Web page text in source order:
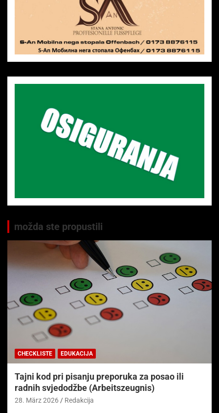
možda ste propustili
CHECKLISTE EDUKACIJA
Tajni kod pri pisanju preporuka za posao ili
radnih svjedodžbe (Arbeitszeugnis)
28. März 2026 Redakcija